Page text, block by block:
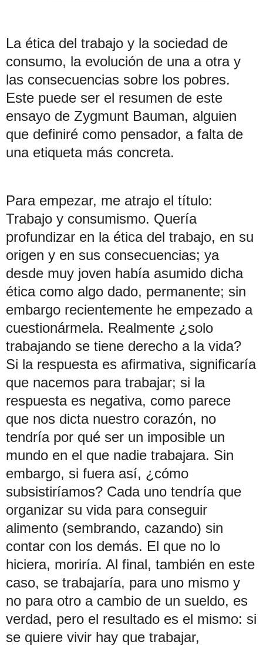
La ética del trabajo y la sociedad de
consumo, la evolución de una a otra y
las consecuencias sobre los pobres.
Este puede ser el resumen de este
ensayo de Zygmunt Bauman, alguien
que definiré como pensador, a falta de
una etiqueta más concreta.
Para empezar, me atrajo el título:
Trabajo y consumismo. Quería
profundizar en la ética del trabajo, en su
origen y en sus consecuencias; ya
desde muy joven había asumido dicha
ética como algo dado, permanente; sin
embargo recientemente he empezado a
cuestionármela. Realmente ¿solo
trabajando se tiene derecho a la vida?
Si la respuesta es afirmativa, significaría
que nacemos para trabajar; si la
respuesta es negativa, como parece
que nos dicta nuestro corazón, no
tendría por qué ser un imposible un
mundo en el que nadie trabajara. Sin
embargo, si fuera así, ¿cómo
subsistiríamos? Cada uno tendría que
organizar su vida para conseguir
alimento (sembrando, cazando) sin
contar con los demás. El que no lo
hiciera, moriría. Al final, también en este
caso, se trabajaría, para uno mismo y
no para otro a cambio de un sueldo, es
verdad, pero el resultado es el mismo: si
se quiere vivir hay que trabajar,